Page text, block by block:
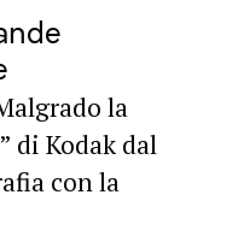
la
di Kodak dal
con la